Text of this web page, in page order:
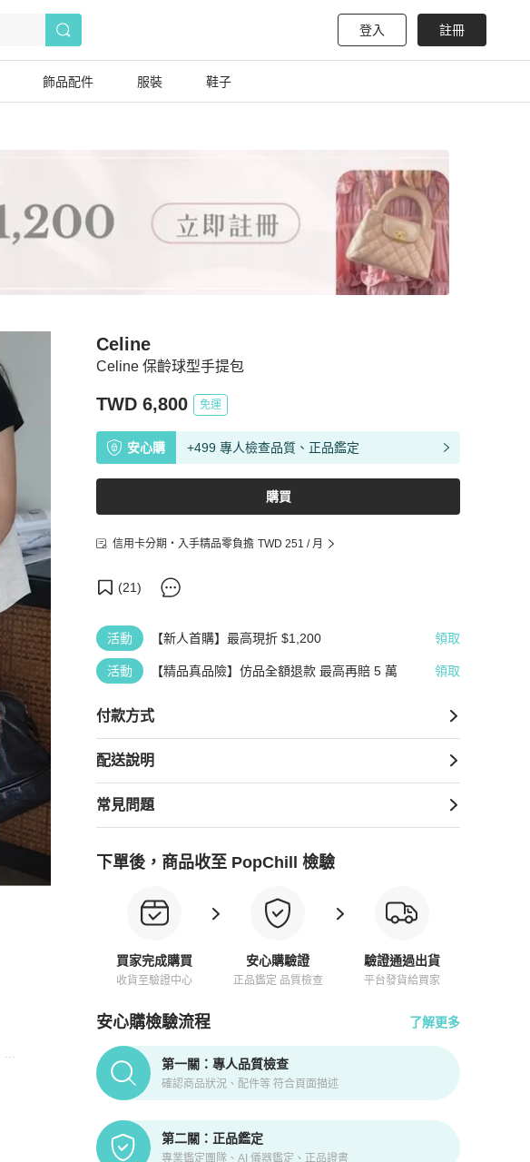
登入 註冊
飾品配件 服裝 鞋子
Celine 保齡球型手提包
Celine
TWD 6,800 免運
安心購 +499 專人檢查品質、正品鑑定
購買
信用卡分期・入手精品零負擔 TWD 251 / 月
(21)
活動 【新人首購】最高現折 $1,200 領取
活動 【精品真品險】仿品全額退款 最高再賠 5 萬 領取
付款方式
配送說明
常見問題
下單後，商品收至 PopChill 檢驗
買家完成購買
收貨至驗證中心
安心購驗證
正品鑑定 品質檢查
驗證通過出貨
平台發貨給買家
安心購檢驗流程 了解更多
PopChill拍拍圈正品驗證、安心購檢驗流程介紹
第一關：專人品質檢查
確認商品狀況、配件等 符合頁面描述
第二關：正品鑑定
專業鑑定團隊、AI 儀器鑑定、正品證書